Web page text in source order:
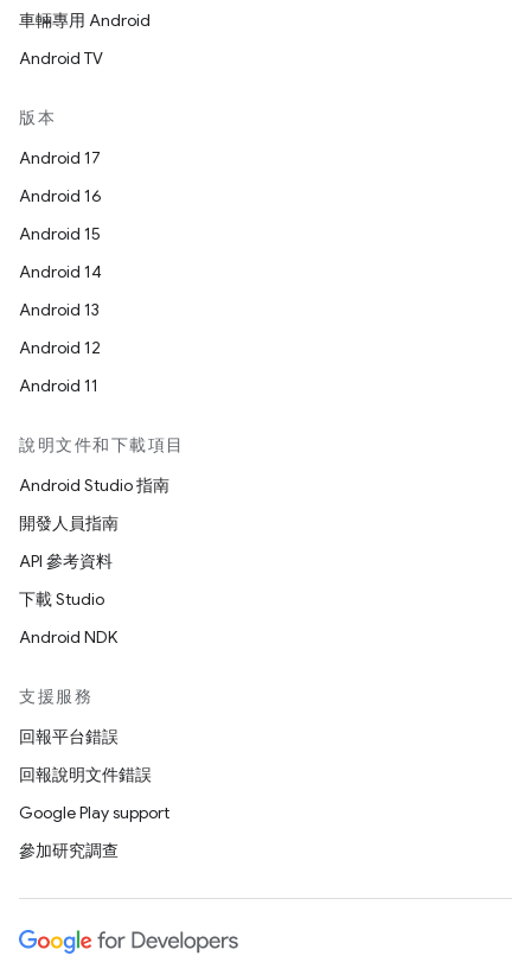
車輛專用 Android
Android TV
版本
Android 17
Android 16
Android 15
Android 14
Android 13
Android 12
Android 11
說明文件和下載項目
Android Studio 指南
開發人員指南
API 參考資料
下載 Studio
Android NDK
支援服務
回報平台錯誤
回報說明文件錯誤
Google Play support
參加研究調查